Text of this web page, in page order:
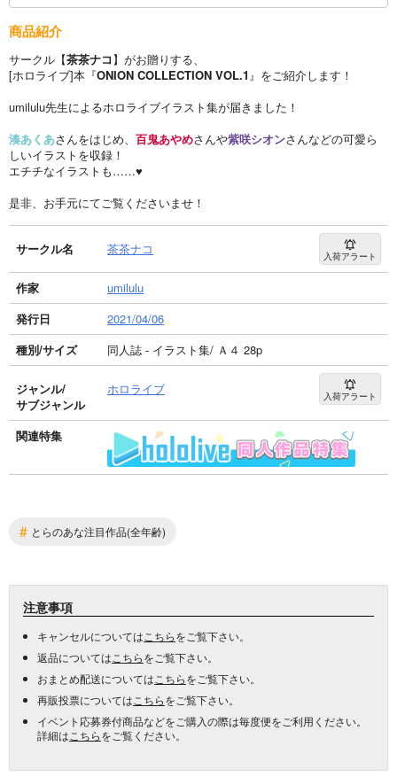
商品紹介
サークル【茶茶ナコ】がお贈りする、
[ホロライブ]本『ONION COLLECTION VOL.1 』をご紹介します！
umilulu先生によるホロライブイラスト集が届きました！
湊あくあさんをはじめ、 百鬼あやめさんや紫咲シオンさんなどの可愛ら
しいイラストを収録！
エチチなイラストも……♥
是非、お手元にてご覧くださいませ！
サークル名 茶茶ナコ 入荷アラート
作家
umilulu
発行日
2021/04/06
種別/サイズ
同人誌 - イラスト集/ Ａ４ 28p
ジャンル/
サブジャンル
ホロライブ 入荷アラート
関連特集
# とらのあな注目作品(全年齢)
注意事項
キャンセルについては こちらをご覧下さい。
返品については こちらをご覧下さい。
おまとめ配送については こちらをご覧下さい。
再販投票については こちらをご覧下さい。
イベント応募券付商品などをご購入の際は毎度便をご利用ください。
詳細は こちらをご覧ください。